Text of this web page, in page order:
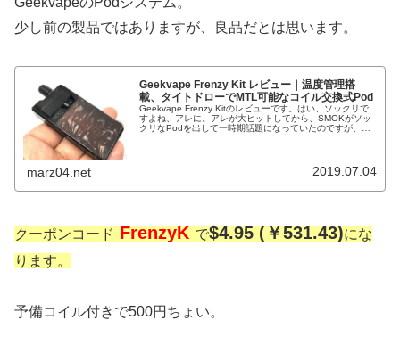
少し前の製品ではありますが、良品だとは思います。
Geekvape Frenzy Kit レビュー｜温度管理搭
載、タイトドローでMTL可能なコイル交換式Pod
Geekvape Frenzy Kitのレビューです。はい、ソックリで
すよね、アレに。アレが大ヒットしてから、SMOKがソッ
クリなPodを出して一時期話題になっていたのですが、そ
marz04.net 2019.07.04
クーポンコードFrenzyKで$4.95 (￥531.43)にな
ります。
予備コイル付きで500円ちょい。